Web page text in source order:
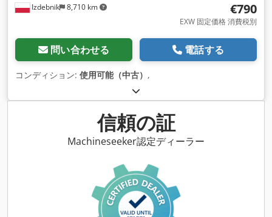
Izdebnik 8,710 km €790
EXW 固定価格 消費税別
問い合わせる 電話する
コンディション: 使用可能（中古） ,
信頼の証
Machineseeker認定ディーラー